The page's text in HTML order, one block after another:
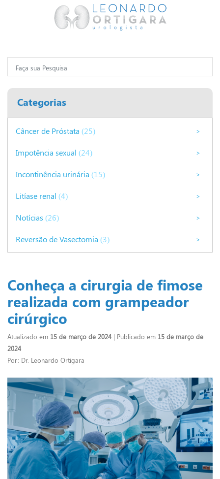
Categorias
Câncer de Próstata (25) >
Impotência sexual (24) >
Incontinência urinária (15) >
Litíase renal (4) >
Notícias (26) >
Reversão de Vasectomia (3) >
Conheça a cirurgia de fimose
realizada com grampeador
cirúrgico
Atualizado em 15 de março de 2024 | Publicado em 15 de março de
2024
Por: Dr. Leonardo Ortigara